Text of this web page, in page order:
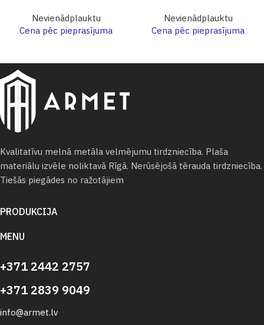
Nevienādplauktu
Cena pēc pieprasījuma
Nevienādplauktu
Cena pēc pieprasījuma
Kvalitatīvu melnā metāla velmējumu tirdzniecība. Plaša
materiālu izvēle noliktavā Rīgā. Nerūsējošā tērauda tirdzniecība.
Tiešās piegādes no ražotājiem
PRODUKCIJA
MENU
+371 2442 2757
+371 2839 9049
info@armet.lv